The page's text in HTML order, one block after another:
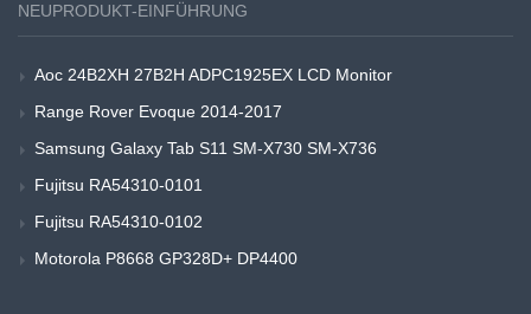
NEUPRODUKT-EINFÜHRUNG
Aoc 24B2XH 27B2H ADPC1925EX LCD Monitor
Range Rover Evoque 2014-2017
Samsung Galaxy Tab S11 SM-X730 SM-X736
Fujitsu RA54310-0101
Fujitsu RA54310-0102
Motorola P8668 GP328D+ DP4400